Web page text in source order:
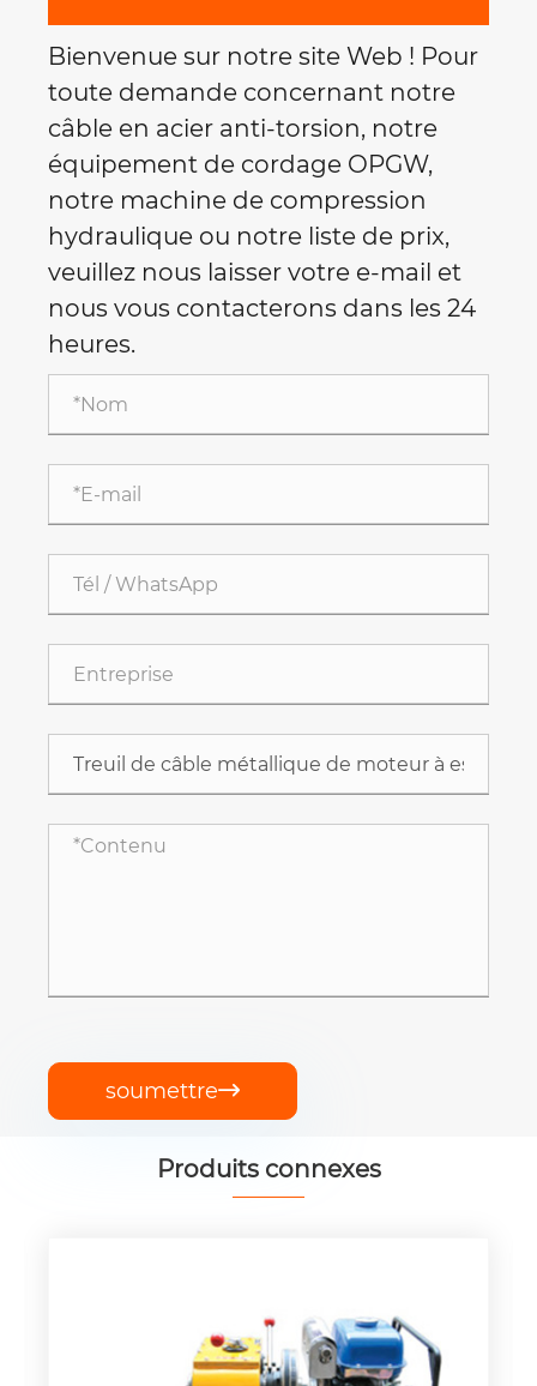
Bienvenue sur notre site Web ! Pour
toute demande concernant notre
câble en acier anti-torsion, notre
équipement de cordage OPGW,
notre machine de compression
hydraulique ou notre liste de prix,
veuillez nous laisser votre e-mail et
nous vous contacterons dans les 24
heures.
soumettre
Produits connexes